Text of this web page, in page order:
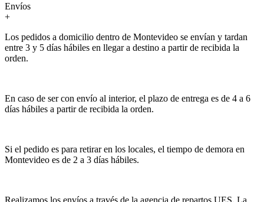
Envíos
+
Los pedidos a domicilio dentro de Montevideo se envían y tardan
entre 3 y 5 días hábiles en llegar a destino a partir de recibida la
orden.
En caso de ser con envío al interior, el plazo de entrega es de 4 a 6
días hábiles a partir de recibida la orden.
Si el pedido es para retirar en los locales, el tiempo de demora en
Montevideo es de 2 a 3 días hábiles.
Realizamos los envíos a través de la agencia de repartos UES. La